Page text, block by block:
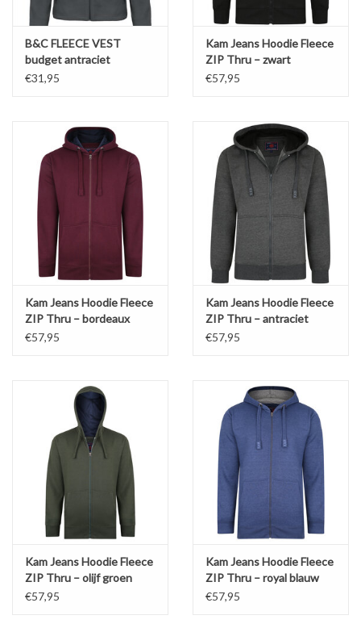
B&C FLEECE VEST
budget antraciet
€31,95
Kam Jeans Hoodie Fleece
ZIP Thru – zwart
€57,95
Kam Jeans Hoodie Fleece
ZIP Thru – bordeaux
€57,95
Kam Jeans Hoodie Fleece
ZIP Thru – antraciet
€57,95
Kam Jeans Hoodie Fleece
ZIP Thru – olijf groen
€57,95
Kam Jeans Hoodie Fleece
ZIP Thru – royal blauw
€57,95